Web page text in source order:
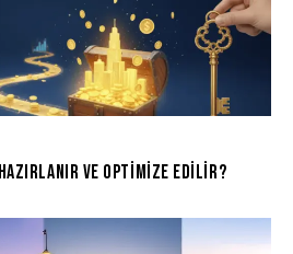
Ve Optimize Edilir?